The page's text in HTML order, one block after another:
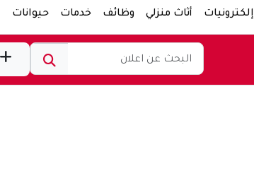
إلكترونيات أثاث منزلي وظائف خدمات حيوانات